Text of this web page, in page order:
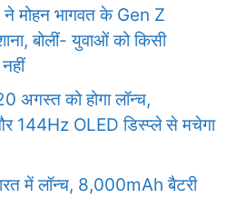
मोहन भागवत के Gen Z
बोलीं- युवाओं को किसी
अगस्त को होगा लॉन्च,
144Hz OLED डिस्प्ले से मचेगा
में लॉन्च, 8,000mAh बैटरी